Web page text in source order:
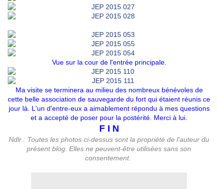
Vue sur la cour de l'entrée principale.
Ma visite se terminera au milieu des nombreux bénévoles de
cette belle association de sauvegarde du fort qui étaient réunis ce
jour là. L'un d'entre-eux a aimablement répondu à mes questions
et a accepté de poser pour la postérité. Merci à lui.
F I N
Ndlr : Toutes les photos ci-dessus sont la propriété de l'auteur du
présent blog. Elles ne peuvent-être utilisées sans son
consentement.